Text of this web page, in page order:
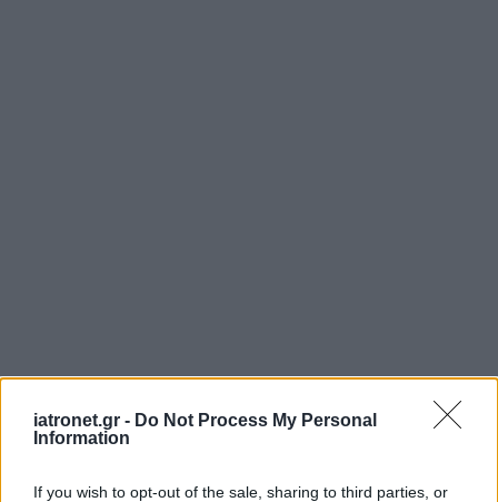
iatronet.gr - Do Not Process My Personal
Information
If you wish to opt-out of the sale, sharing to third parties, or